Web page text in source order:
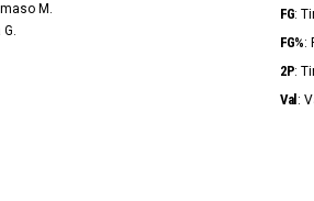
M.
FG:
FG%:
2P:
Val :